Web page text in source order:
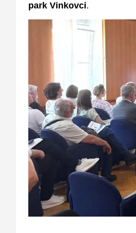
park Vinkovci.